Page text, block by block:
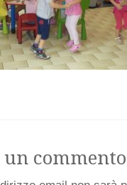
un commento